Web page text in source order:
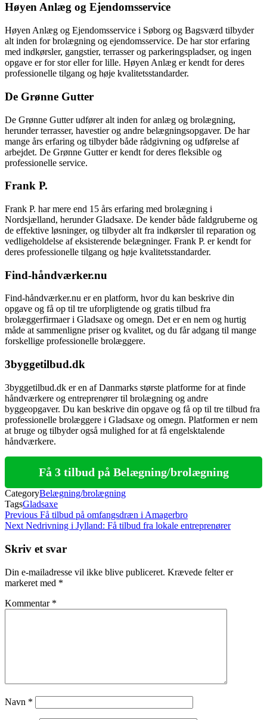
Høyen Anlæg og Ejendomsservice
Høyen Anlæg og Ejendomsservice i Søborg og Bagsværd tilbyder
alt inden for brolægning og ejendomsservice. De har stor erfaring
med indkørsler, gangstier, terrasser og parkeringspladser, og ingen
opgave er for stor eller for lille. Høyen Anlæg er kendt for deres
professionelle tilgang og høje kvalitetsstandarder.
De Grønne Gutter
De Grønne Gutter udfører alt inden for anlæg og brolægning,
herunder terrasser, havestier og andre belægningsopgaver. De har
mange års erfaring og tilbyder både rådgivning og udførelse af
arbejdet. De Grønne Gutter er kendt for deres fleksible og
professionelle service.
Frank P.
Frank P. har mere end 15 års erfaring med brolægning i
Nordsjælland, herunder Gladsaxe. De kender både faldgruberne og
de effektive løsninger, og tilbyder alt fra indkørsler til reparation og
vedligeholdelse af eksisterende belægninger. Frank P. er kendt for
deres professionelle tilgang og høje kvalitetsstandarder.
Find-håndværker.nu
Find-håndværker.nu er en platform, hvor du kan beskrive din
opgave og få op til tre uforpligtende og gratis tilbud fra
brolæggerfirmaer i Gladsaxe og omegn. Det er en nem og hurtig
måde at sammenligne priser og kvalitet, og du får adgang til mange
forskellige professionelle brolæggere.
3byggetilbud.dk
3byggetilbud.dk er en af Danmarks største platforme for at finde
håndværkere og entreprenører til brolægning og andre
byggeopgaver. Du kan beskrive din opgave og få op til tre tilbud fra
professionelle brolæggere i Gladsaxe og omegn. Platformen er nem
at bruge og tilbyder også mulighed for at få engelsktalende
håndværkere.
Få 3 tilbud på Belægning/brolægning
CategoryBelægning/brolægning
TagsGladsaxe
Indlægsnavigation
Previous
Post
Previous Få tilbud på omfangsdræn i Amagerbro
Next
Next Nedrivning i Jylland: Få tilbud fra lokale entreprenører
Skriv et svar
Din e-mailadresse vil ikke blive publiceret. Krævede felter er
markeret med *
Kommentar *
Navn *